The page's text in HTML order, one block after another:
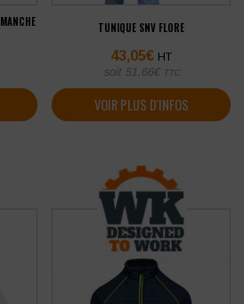
TUNIQUE SNV FLORE
43,05€ HT
soit 51,66€ TTC
VOIR PLUS D'INFOS